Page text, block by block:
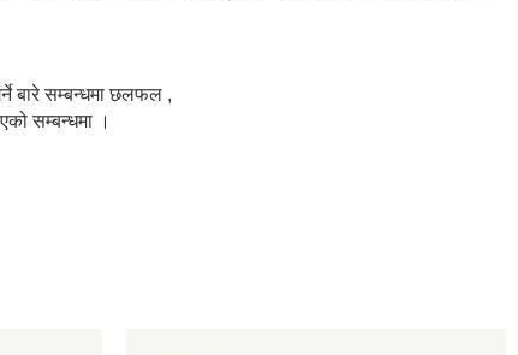
बारे सम्बन्धमा छलफल ,
सम्बन्धमा ।